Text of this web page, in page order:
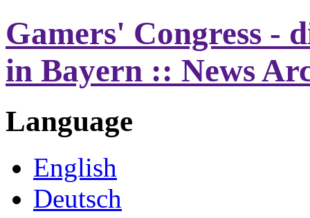
Gamers' Congress -
in Bayern :: News
Language
English
Deutsch